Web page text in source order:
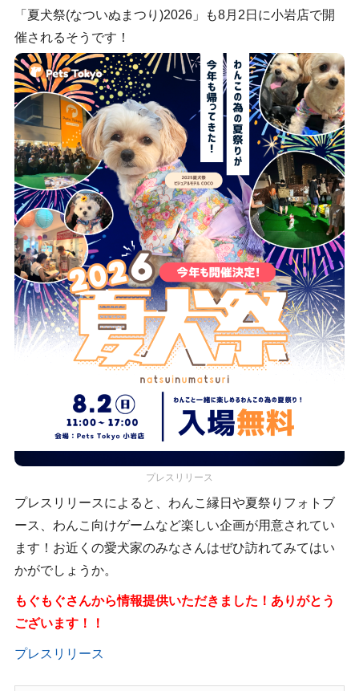
「夏犬祭(なついぬまつり)2026」も8月2日に小岩店で開
催されるそうです！
プレスリリース
プレスリリースによると、わんこ縁日や夏祭りフォトブ
ース、わんこ向けゲームなど楽しい企画が用意されてい
ます！お近くの愛犬家のみなさんはぜひ訪れてみてはい
かがでしょうか。
もぐもぐさんから情報提供いただきました！ありがとう
ございます！！
プレスリリース